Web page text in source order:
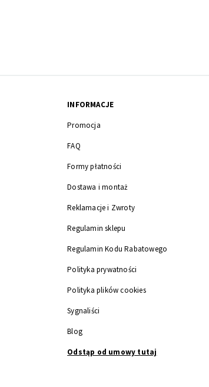
INFORMACJE
Promocja
FAQ
Formy płatności
Dostawa i montaż
Reklamacje i Zwroty
Regulamin sklepu
Regulamin Kodu Rabatowego
Polityka prywatności
Polityka plików cookies
Sygnaliści
Blog
Odstąp od umowy tutaj